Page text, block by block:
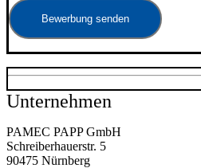
Bewerbung senden
Unternehmen
PAMEC PAPP GmbH
Schreiberhauerstr. 5
90475 Nürnberg